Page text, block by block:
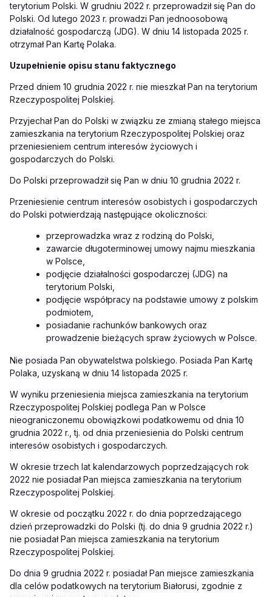
terytorium Polski. W grudniu 2022 r. przeprowadził się Pan do
Polski. Od lutego 2023 r. prowadzi Pan jednoosobową
działalność gospodarczą (JDG). W dniu 14 listopada 2025 r.
otrzymał Pan Kartę Polaka.
Uzupełnienie opisu stanu faktycznego
Przed dniem 10 grudnia 2022 r. nie mieszkał Pan na terytorium
Rzeczypospolitej Polskiej.
Przyjechał Pan do Polski w związku ze zmianą stałego miejsca
zamieszkania na terytorium Rzeczypospolitej Polskiej oraz
przeniesieniem centrum interesów życiowych i
gospodarczych do Polski.
Do Polski przeprowadził się Pan w dniu 10 grudnia 2022 r.
Przeniesienie centrum interesów osobistych i gospodarczych
do Polski potwierdzają następujące okoliczności:
przeprowadzka wraz z rodziną do Polski,
zawarcie długoterminowej umowy najmu mieszkania
w Polsce,
podjęcie działalności gospodarczej (JDG) na
terytorium Polski,
podjęcie współpracy na podstawie umowy z polskim
podmiotem,
posiadanie rachunków bankowych oraz
prowadzenie bieżących spraw życiowych w Polsce.
Nie posiada Pan obywatelstwa polskiego. Posiada Pan Kartę
Polaka, uzyskaną w dniu 14 listopada 2025 r.
W wyniku przeniesienia miejsca zamieszkania na terytorium
Rzeczypospolitej Polskiej podlega Pan w Polsce
nieograniczonemu obowiązkowi podatkowemu od dnia 10
grudnia 2022 r., tj. od dnia przeniesienia do Polski centrum
interesów osobistych i gospodarczych.
W okresie trzech lat kalendarzowych poprzedzających rok
2022 nie posiadał Pan miejsca zamieszkania na terytorium
Rzeczypospolitej Polskiej.
W okresie od początku 2022 r. do dnia poprzedzającego
dzień przeprowadzki do Polski (tj. do dnia 9 grudnia 2022 r.)
nie posiadał Pan miejsca zamieszkania na terytorium
Rzeczypospolitej Polskiej.
Do dnia 9 grudnia 2022 r. posiadał Pan miejsce zamieszkania
dla celów podatkowych na terytorium Białorusi, zgodnie z